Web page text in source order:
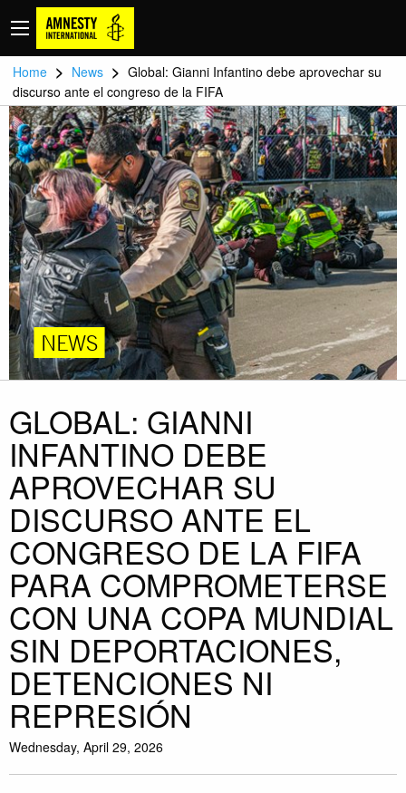
Home > News > Global: Gianni Infantino debe aprovechar su
discurso ante el congreso de la FIFA
NEWS
GLOBAL: GIANNI
INFANTINO DEBE
APROVECHAR SU
DISCURSO ANTE EL
CONGRESO DE LA FIFA
PARA COMPROMETERSE
CON UNA COPA MUNDIAL
SIN DEPORTACIONES,
DETENCIONES NI
REPRESIÓN
Wednesday, April 29, 2026